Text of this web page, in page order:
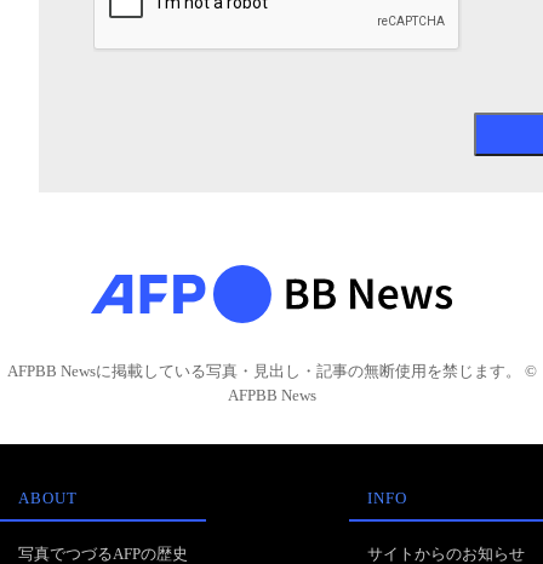
AFPBB Newsに掲載している写真・見出し・記事の無断使用を禁じます。 ©
AFPBB News
ABOUT
写真でつづるAFPの歴史
INFO
サイトからのお知らせ